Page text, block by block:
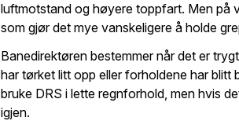
luftmotstand og høyere toppfart. Men på
som gjør det mye vanskeligere å holde
Banedirektøren bestemmer når det er
har tørket litt opp eller forholdene har blitt
bruke DRS i lette regnforhold, men hvis
igjen.